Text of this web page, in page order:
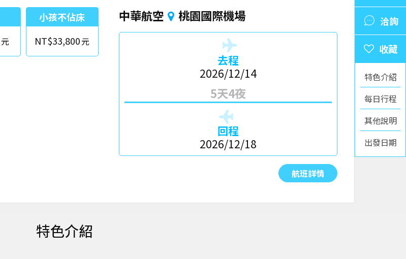
洽詢
特色介紹
每日行程
其他說明
出發日期
小孩不佔床
NT$33,800
中華航空 桃園國際機場
去程
2026/12/14
5天4夜
回程
2026/12/18
航班詳情
特色介紹